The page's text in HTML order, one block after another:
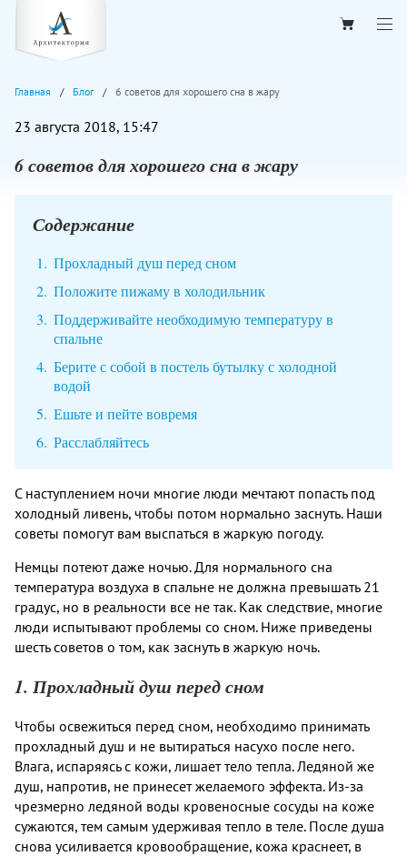
Главная Блог 6 советов для хорошего сна в жару
23 августа 2018, 15:47
6 советов для хорошего сна в жару
Содержание
Прохладный душ перед сном
Положите пижаму в холодильник
Поддерживайте необходимую температуру в
спальне
Берите с собой в постель бутылку с холодной
водой
Ешьте и пейте вовремя
Расслабляйтесь
С наступлением ночи многие люди мечтают попасть под
холодный ливень, чтобы потом нормально заснуть. Наши
советы помогут вам выспаться в жаркую погоду.
Немцы потеют даже ночью. Для нормального сна
температура воздуха в спальне не должна превышать 21
градус, но в реальности все не так. Как следствие, многие
люди испытывают проблемы со сном. Ниже приведены
шесть советов о том, как заснуть в жаркую ночь.
1. Прохладный душ перед сном
Чтобы освежиться перед сном, необходимо принимать
прохладный душ и не вытираться насухо после него.
Влага, испаряясь с кожи, лишает тело тепла. Ледяной же
душ, напротив, не принесет желаемого эффекта. Из-за
чрезмерно ледяной воды кровеносные сосуды на коже
сужаются, тем самым удерживая тепло в теле. После душа
снова усиливается кровообращение, кожа краснеет, в